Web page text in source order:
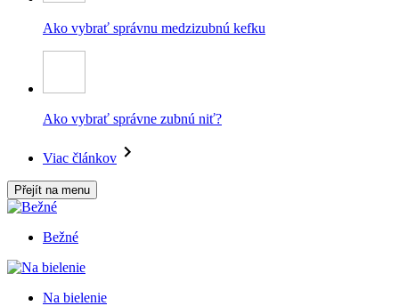
Ako vybrať správnu medzizubnú kefku
Ako vybrať správne zubnú niť?
Viac článkov
Přejít na menu
Bežné
Na bielenie